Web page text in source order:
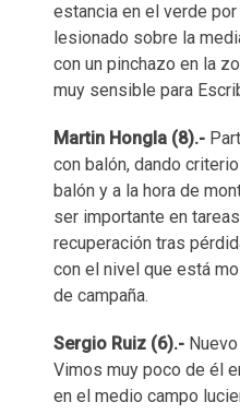
estancia en el verde
lesionado sobre la
con un pinchazo en la
muy sensible para
Martin Hongla (8).-
con balón, dando
balón y a la hora de
ser importante en
recuperación tras
con el nivel que está
de campaña.
Sergio Ruiz (6).-
Vimos muy poco de él
en el medio campo